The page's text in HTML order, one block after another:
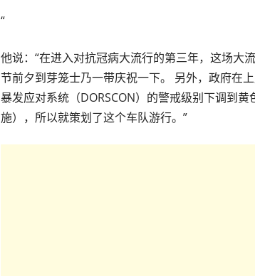
“
他说：“在进入对抗冠病大流行的第三年，这场大
节前夕到芽笼士乃一带庆祝一下。 另外，政府在
暴发应对系统（DORSCON）的警戒级别下调到
施），所以就策划了这个车队游行。”